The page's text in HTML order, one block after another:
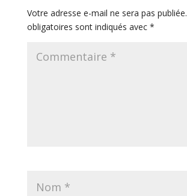
Votre adresse e-mail ne sera pas publiée.
obligatoires sont indiqués avec *